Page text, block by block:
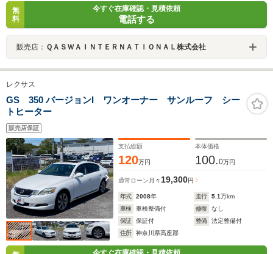
無
料
今すぐ在庫確認・見積依頼
電話する
販売店： ＱＡＳＷＡＩＮＴＥＲＮＡＴＩＯＮＡＬ株式会社
レクサス
GS 350 バージョンI ワンオーナー サンルーフ シー
トヒーター
販売店保証
支払総額
120万円
本体価格
100.0万円
通常ローン 月々 19,300円
年式 2008年 走行 5.1万km
車検
車検整備付 修復
なし
保証
保証付 整備
法定整備付
住所
神奈川県高座郡